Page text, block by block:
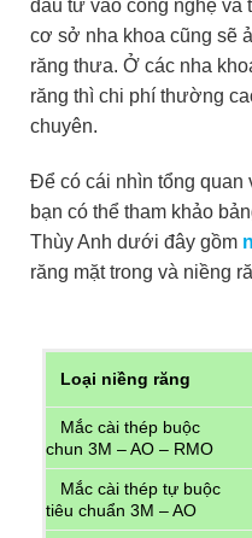
đầu tư vào công nghệ và
cơ sở nha khoa cũng sẽ
răng thưa. Ở các nha
răng thì chi phí thường
chuyên.
Để có cái nhìn tổng quan
bạn có thể tham khảo
Thùy Anh dưới đây gồm
răng mặt trong và niềng
Loại niềng răng
Mắc cài thép buộc
chun 3M – AO – RMO
Mắc cài thép tự buộc
tiêu chuẩn 3M – AO